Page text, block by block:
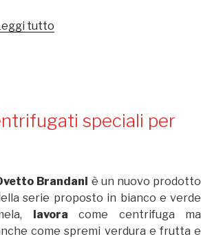
tutto
calorie!”speciali per
Brandani è un nuovo prodotto
serie proposto in bianco e verde
lavora come centrifuga ma
come spremi verdura e frutta e